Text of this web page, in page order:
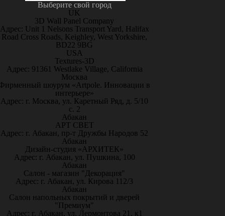
Выберите свой город
UK
3D Wall Panel Company
Адрес: Unit 1 Nelsons Transport Yard, Halifax
Road Cross Roads, Keighley, West Yorkshire,
BD22 9BG
USA
Textures-3D
Адрес: 91361 Westlake Village, California
Москва
шоурум «Artpole. Инновации в
интерьере»
Адрес: г. Москва, ул. Каретный Ряд, д. 5/10
с. 2
Абакан
АРТ СВЕТ
Адрес: г. Абакан, пр-т Дружбы Народов 52
Абакан
Дизайн-студия «АРХИТЕК»
Адрес: г. Абакан, ул. Пушкина, 100
Абакан
Салон - магазин "Декорация"
Адрес: г. Абакан, ул. Кирова 112/3
Абакан
Салон напольных покрытий и дверей
"Премиум"
Адрес: г. Абакан, ул. Лермонтова 21, к1